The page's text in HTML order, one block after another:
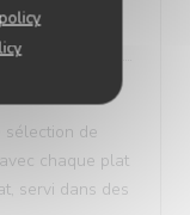
sélection de
chaque plat
servi dans des